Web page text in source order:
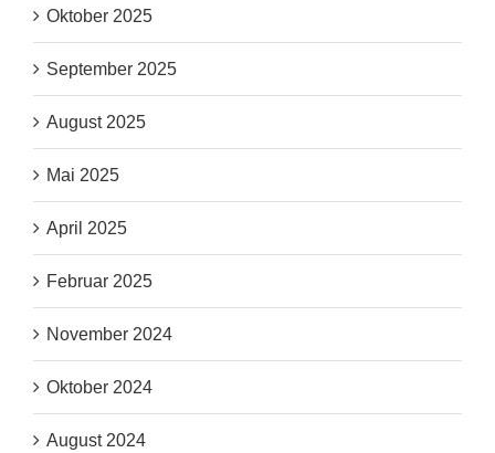
Oktober 2025
September 2025
August 2025
Mai 2025
April 2025
Februar 2025
November 2024
Oktober 2024
August 2024